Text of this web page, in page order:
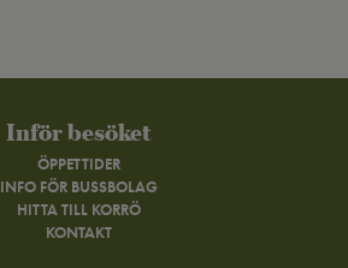
Inför besöket
ÖPPETTIDER
INFO FÖR BUSSBOLAG
HITTA TILL KORRÖ
KONTAKT